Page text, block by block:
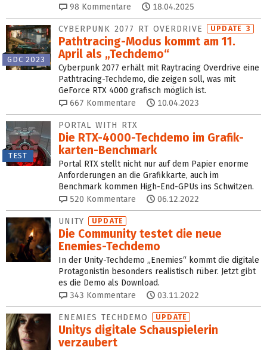
98 Kommentare 18.04.2025
GDC 2023
CYBERPUNK 2077 RT OVERDRIVE UPDATE 3
Pathtracing-Modus kommt am 11.
April als „Techdemo“
Cyberpunk 2077 erhält mit Raytracing Overdrive eine
Pathtracing-Techdemo, die zeigen soll, was mit
GeForce RTX 4000 grafisch möglich ist.
667 Kommentare 10.04.2023
TEST
PORTAL WITH RTX
Die RTX-4000-Techdemo im Grafik­
karten-Benchmark
Portal RTX stellt nicht nur auf dem Papier enorme
Anforderungen an die Grafikkarte, auch im
Benchmark kommen High-End-GPUs ins Schwitzen.
520 Kommentare 06.12.2022
UNITY UPDATE
Die Community testet die neue
Enemies-Techdemo
In der Unity-Techdemo „Enemies“ kommt die digitale
Protagonistin besonders realistisch rüber. Jetzt gibt
es die Demo als Download.
343 Kommentare 03.11.2022
ENEMIES TECHDEMO UPDATE
Unitys digitale Schauspielerin
verzaubert